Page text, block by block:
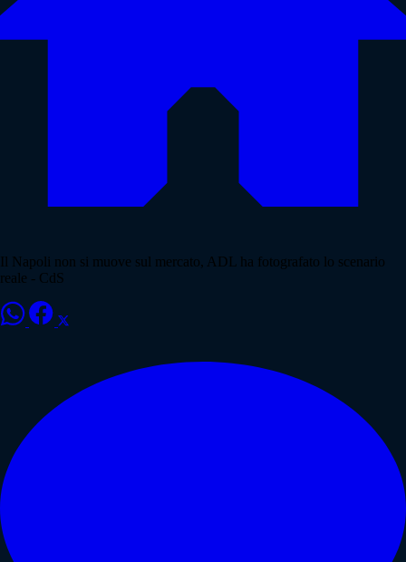
Il Napoli non si muove sul mercato, ADL ha fotografato lo scenario
reale - CdS